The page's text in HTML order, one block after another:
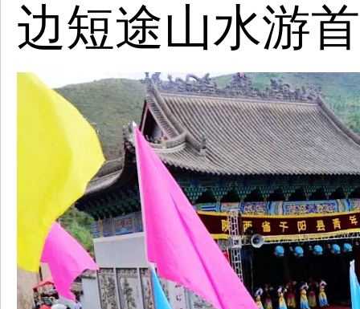
边短途山水游